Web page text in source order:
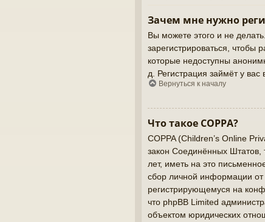
Зачем мне нужно
Вы можете этого и не
зарегистрироваться,
которые недоступны
д. Регистрация займёт у
Вернуться к началу
Что такое COPPA?
COPPA (Children’s Online
закон Соединённых
лет, иметь на это
сбор личной информации
регистрирующемуся на
что phpBB Limited
объектом юридических